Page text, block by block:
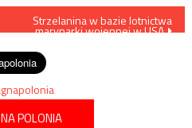
Strzelanina w bazie lotnictwa
marynarki wojennej w USA
POLONIA